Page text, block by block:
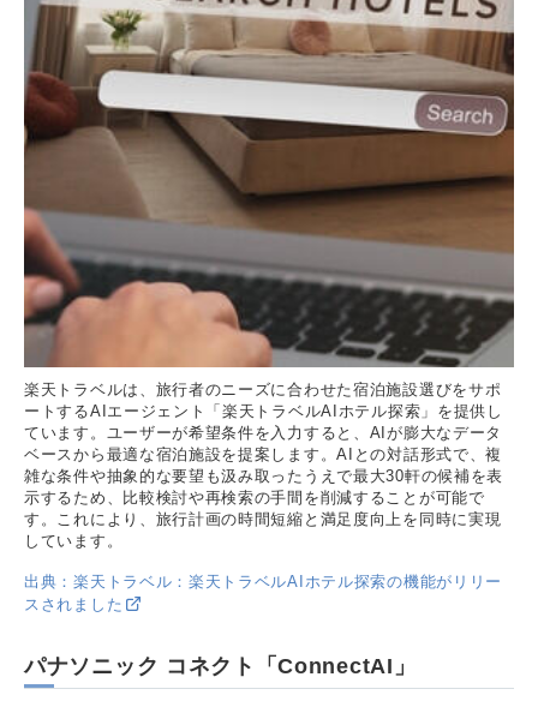
楽天トラベルは、旅行者のニーズに合わせた宿泊施設選びをサポ
ートするAIエージェント「楽天トラベルAIホテル探索」を提供し
ています。ユーザーが希望条件を入力すると、AIが膨大なデータ
ベースから最適な宿泊施設を提案します。AIとの対話形式で、複
雑な条件や抽象的な要望も汲み取ったうえで最大30軒の候補を表
示するため、比較検討や再検索の手間を削減することが可能で
す。これにより、旅行計画の時間短縮と満足度向上を同時に実現
しています。
出典：楽天トラベル：楽天トラベルAIホテル探索の機能がリリー
スされました
パナソニック コネクト「ConnectAI」